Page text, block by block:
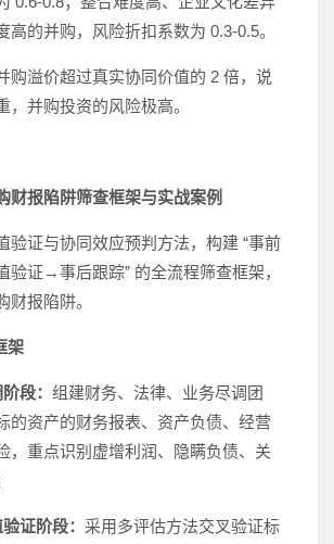
高的并购，风险折扣系数为 0.3-0.5。
购溢价超过真实协同价值的 2 倍，说
，并购投资的风险极高。
财报陷阱筛查框架与实战案例
验证与协同效应预判方法，构建 “事前
证→事后跟踪” 的全流程筛查框架，
财报陷阱。
架
段： 组建财务、法律、业务尽调团
的资产的财务报表、资产负债、经营
，重点识别虚增利润、隐瞒负债、关
证阶段： 采用多评估方法交叉验证标